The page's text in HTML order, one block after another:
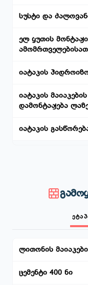
სუსტი და
ელ ყუთის
იატაკის
იატაკის
დამონტაჟება
იატაკის
ლითონის
ცემენტი 400 ნი